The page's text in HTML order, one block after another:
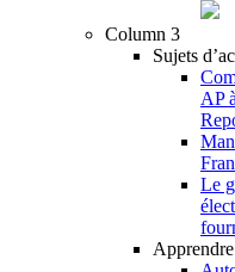
Column 3
Sujets
AP
Le
Apprendre